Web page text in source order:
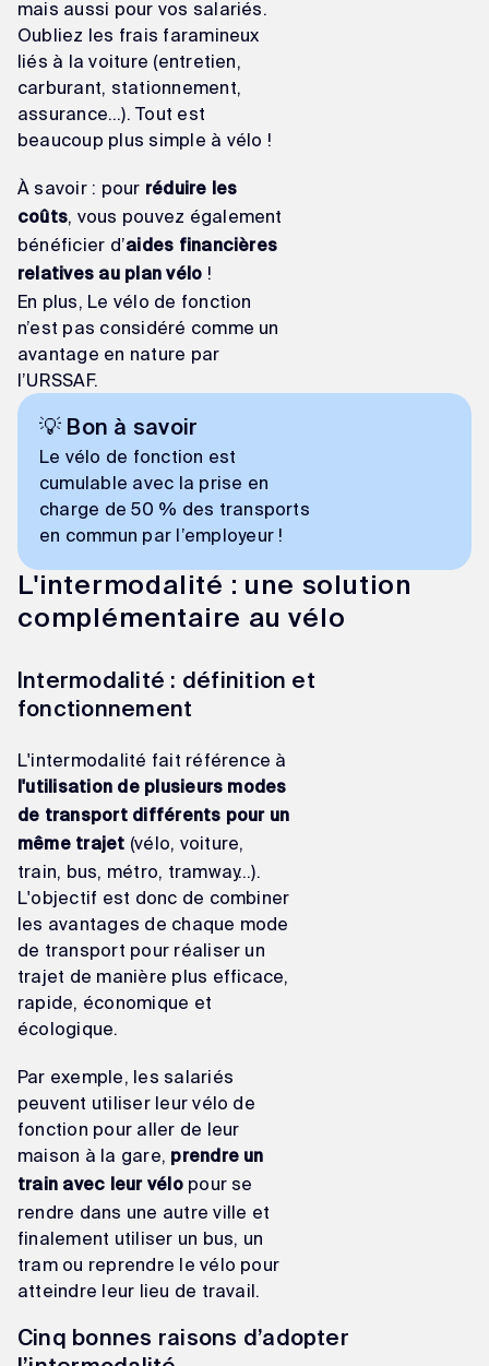
mais aussi pour vos salariés.
Oubliez les frais faramineux
liés à la voiture (entretien,
carburant, stationnement,
assurance…). Tout est
beaucoup plus simple à vélo !
À savoir : pour réduire les
coûts , vous pouvez également
bénéficier d’aides financières
relatives au plan vélo !
En plus, Le vélo de fonction
n’est pas considéré comme un
avantage en nature par
l’URSSAF.
💡 Bon à savoir
Le vélo de fonction est
cumulable avec la prise en
charge de 50 % des transports
en commun par l’employeur !
L'intermodalité : une solution
complémentaire au vélo
Intermodalité : définition et
fonctionnement
L'intermodalité fait référence à
l'utilisation de plusieurs modes
de transport différents pour un
même trajet (vélo, voiture,
train, bus, métro, tramway…).
L'objectif est donc de combiner
les avantages de chaque mode
de transport pour réaliser un
trajet de manière plus efficace,
rapide, économique et
écologique.
Par exemple, les salariés
peuvent utiliser leur vélo de
fonction pour aller de leur
maison à la gare,
prendre un
train avec leur vélopour se
rendre dans une autre ville et
finalement utiliser un bus, un
tram ou reprendre le vélo pour
atteindre leur lieu de travail.
Cinq bonnes raisons d’adopter